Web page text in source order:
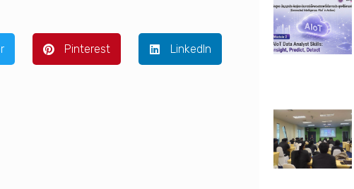
Pinterest LinkedIn